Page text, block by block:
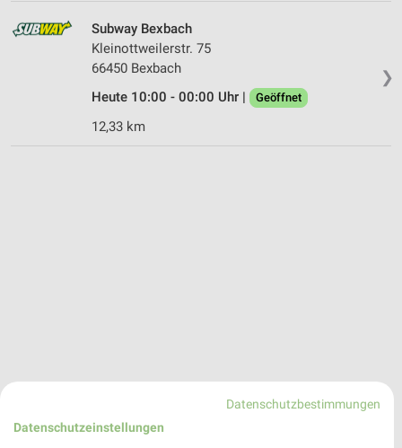
❯
Subway Bexbach
Kleinottweilerstr. 75
66450 Bexbach
Heute 10:00 - 00:00 Uhr |
Geöffnet
12,33 km
Datenschutzbestimmungen
Datenschutzeinstellungen